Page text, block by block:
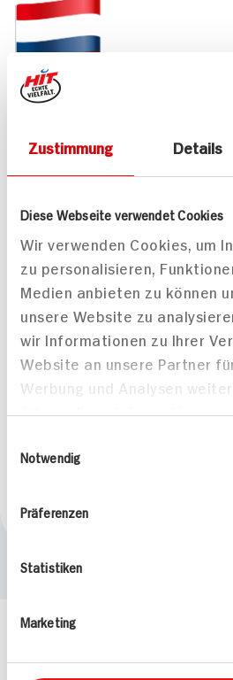
Zustimmung Details
Diese Webseite verwendet Cookies
Wir verwenden Cookies, um
zu personalisieren,
Medien anbieten zu können
unsere Website zu
wir Informationen zu Ihrer
Website an unsere Partner
Werbung und Analysen
führen diese Informationen
bereitgestellt haben oder die
Notwendig
Präferenzen
Statistiken
Marketing
Niederlande
70 min
Leicht
Mehr Informationen in unserem